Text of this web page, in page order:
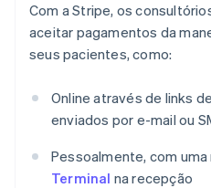
Com a Stripe, os
aceitar pagamentos da
seus pacientes, como:
Online através de links
enviados por e-mail ou
Pessoalmente, com
Terminal na recepção